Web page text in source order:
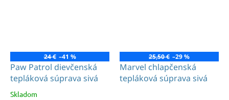
24 € –41 %
Paw Patrol dievčenská
tepláková súprava sivá
Priemerné
Skladom
25,50 € –29 %
Marvel chlapčenská
tepláková súprava sivá